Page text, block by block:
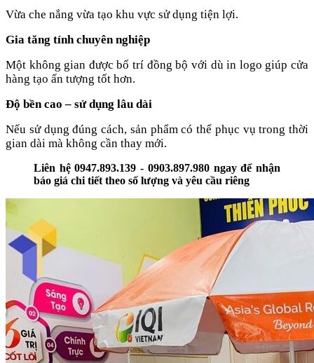
Vừa che nắng vừa tạo khu vực sử dụng tiện lợi.
Gia tăng tính chuyên nghiệp
Một không gian được bố trí đồng bộ với dù in logo giúp cửa
hàng tạo ấn tượng tốt hơn.
Độ bền cao – sử dụng lâu dài
Nếu sử dụng đúng cách, sản phẩm có thể phục vụ trong thời
gian dài mà không cần thay mới.
Liên hệ 0947.893.139 - 0903.897.980 ngay để nhận
báo giá chi tiết theo số lượng và yêu cầu riêng